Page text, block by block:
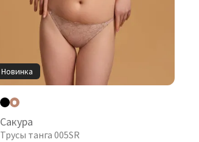
Новинка
Сакура
Трусы танга 005SR